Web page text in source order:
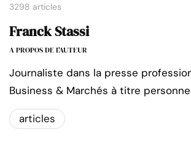
3298 articles
Franck Stassi
A PROPOS DE L'AUTEUR
Journaliste dans la presse
Business & Marchés à titre
articles